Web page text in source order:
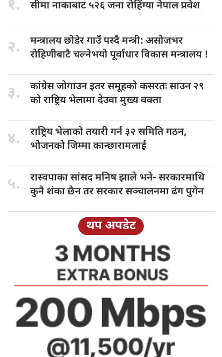
१. सीमा नाकाबाट ५२६ जना रोहिंग्या नेपाल प्रवेश
२. मन्त्रालय छोडेरगाउँ पस्दै मन्त्री: असोजभर
रोहिणीबाटै चल्नेभयो पूर्वाधार विकास मन्त्रालय !
३. कांग्रेस जोगाउनइतर समूहको कसरतः साउन २९
को राष्ट्रिय भेलामा देउवा मुख्य वक्ता
४. राष्ट्रिय भेलाकोतयारी गर्न ३२ समिति गठन,
भोजनको जिम्मा कान्छारामलाई
५. रास्वपाका सांसदमनिष झाले भने- सरकारमाथि
कुनै शंका छैन तर सरकार सञ्चालनमा ढंग पुगेन
थप अपडेट